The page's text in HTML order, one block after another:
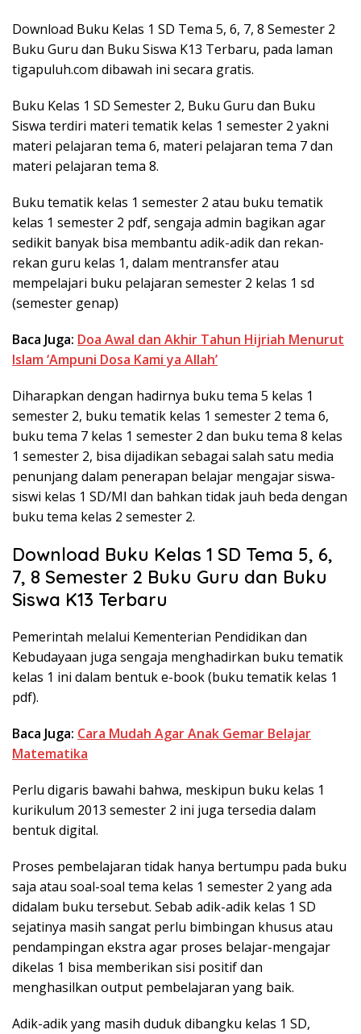
Download Buku Kelas 1 SD Tema 5, 6, 7, 8 Semester 2
Buku Guru dan Buku Siswa K13 Terbaru, pada laman
tigapuluh.com dibawah ini secara gratis.
Buku Kelas 1 SD Semester 2, Buku Guru dan Buku
Siswa terdiri materi tematik kelas 1 semester 2 yakni
materi pelajaran tema 6, materi pelajaran tema 7 dan
materi pelajaran tema 8.
Buku tematik kelas 1 semester 2 atau buku tematik
kelas 1 semester 2 pdf, sengaja admin bagikan agar
sedikit banyak bisa membantu adik-adik dan rekan-
rekan guru kelas 1, dalam mentransfer atau
mempelajari buku pelajaran semester 2 kelas 1 sd
(semester genap)
Baca Juga: Doa Awal dan Akhir Tahun Hijriah Menurut
Islam ‘Ampuni Dosa Kami ya Allah’
Diharapkan dengan hadirnya buku tema 5 kelas 1
semester 2, buku tematik kelas 1 semester 2 tema 6,
buku tema 7 kelas 1 semester 2 dan buku tema 8 kelas
1 semester 2, bisa dijadikan sebagai salah satu media
penunjang dalam penerapan belajar mengajar siswa-
siswi kelas 1 SD/MI dan bahkan tidak jauh beda dengan
buku tema kelas 2 semester 2.
Download Buku Kelas 1 SD Tema 5, 6,
7, 8 Semester 2 Buku Guru dan Buku
Siswa K13 Terbaru
Pemerintah melalui Kementerian Pendidikan dan
Kebudayaan juga sengaja menghadirkan buku tematik
kelas 1 ini dalam bentuk e-book (buku tematik kelas 1
pdf).
Baca Juga: Cara Mudah Agar Anak Gemar Belajar
Matematika
Perlu digaris bawahi bahwa, meskipun buku kelas 1
kurikulum 2013 semester 2 ini juga tersedia dalam
bentuk digital.
Proses pembelajaran tidak hanya bertumpu pada buku
saja atau soal-soal tema kelas 1 semester 2 yang ada
didalam buku tersebut. Sebab adik-adik kelas 1 SD
sejatinya masih sangat perlu bimbingan khusus atau
pendampingan ekstra agar proses belajar-mengajar
dikelas 1 bisa memberikan sisi positif dan
menghasilkan output pembelajaran yang baik.
Adik-adik yang masih duduk dibangku kelas 1 SD,